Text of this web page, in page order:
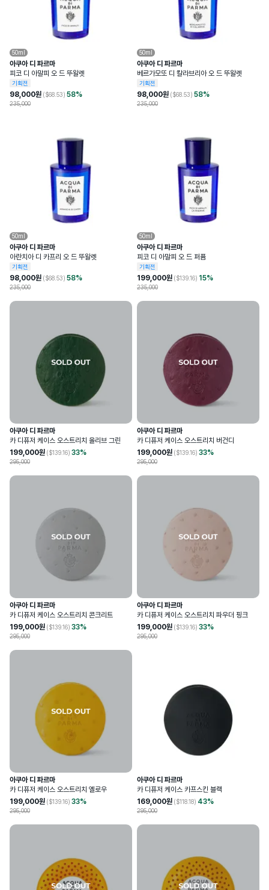
50ml
아쿠아 디 파르마
피코 디 아말피 오 드 뚜왈렛
기획전
98,000원 ($68.53) 58%
235,000
50ml
아쿠아 디 파르마
베르가모또 디 칼라브리아 오 드 뚜왈렛
기획전
98,000원 ($68.53) 58%
235,000
50ml
아쿠아 디 파르마
아란치아 디 카프리 오 드 뚜왈렛
기획전
98,000원 ($68.53) 58%
235,000
50ml
아쿠아 디 파르마
피코 디 아말피 오 드 퍼퓸
기획전
199,000원 ($139.16) 15%
235,000
아쿠아 디 파르마
카 디퓨저 케이스 오스트리치 올리브 그린
199,000원 ($139.16) 33%
295,000
아쿠아 디 파르마
카 디퓨저 케이스 오스트리치 버건디
199,000원 ($139.16) 33%
295,000
아쿠아 디 파르마
카 디퓨저 케이스 오스트리치 콘크리트
199,000원 ($139.16) 33%
295,000
아쿠아 디 파르마
카 디퓨저 케이스 오스트리치 파우더 핑크
199,000원 ($139.16) 33%
295,000
아쿠아 디 파르마
카 디퓨저 케이스 오스트리치 옐로우
199,000원 ($139.16) 33%
295,000
아쿠아 디 파르마
카 디퓨저 케이스 카프스킨 블랙
169,000원 ($118.18) 43%
295,000